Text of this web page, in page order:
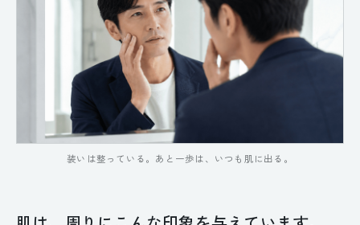
装いは整っている。あと一歩は、いつも肌に出る。